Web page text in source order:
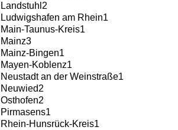
Landstuhl 2
Ludwigshafen am Rhein1
Main-Taunus-Kreis1
Mainz3
Mainz-Bingen1
Mayen-Koblenz1
Neustadt an der Weinstraße1
Neuwied2
Osthofen2
Pirmasens1
Rhein-Hunsrück-Kreis1